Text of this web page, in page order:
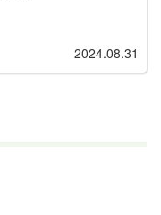
2024.08.31